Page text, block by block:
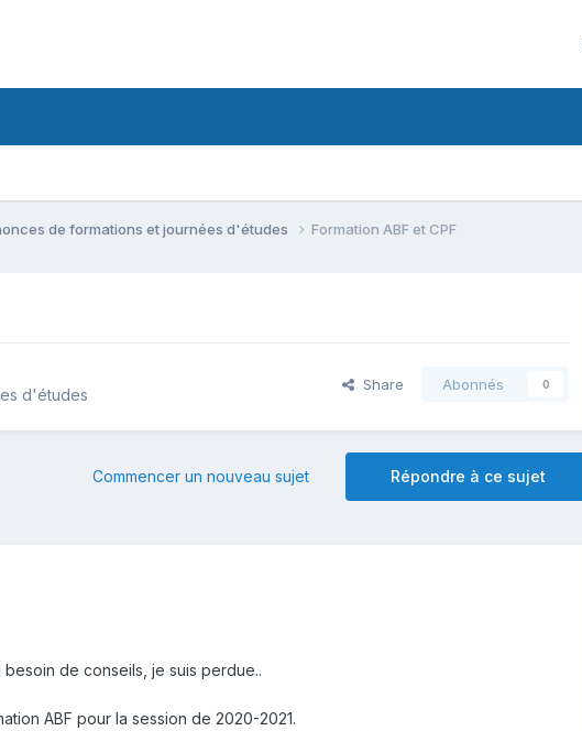
de formations et journées d'études Formation ABF et CPF
d'études
Share Abonnés 0
Répondre à ce sujet
Commencer un nouveau sujet
de conseils, je suis perdue..
ABF pour la session de 2020-2021.